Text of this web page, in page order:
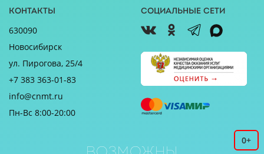
Контакты
630090
Новосибирск
ул. Пирогова, 25/4
+7 383 363-01-83
info@cnmt.ru
Пн-Вс 8:00-20:00
Социальные сети
0+